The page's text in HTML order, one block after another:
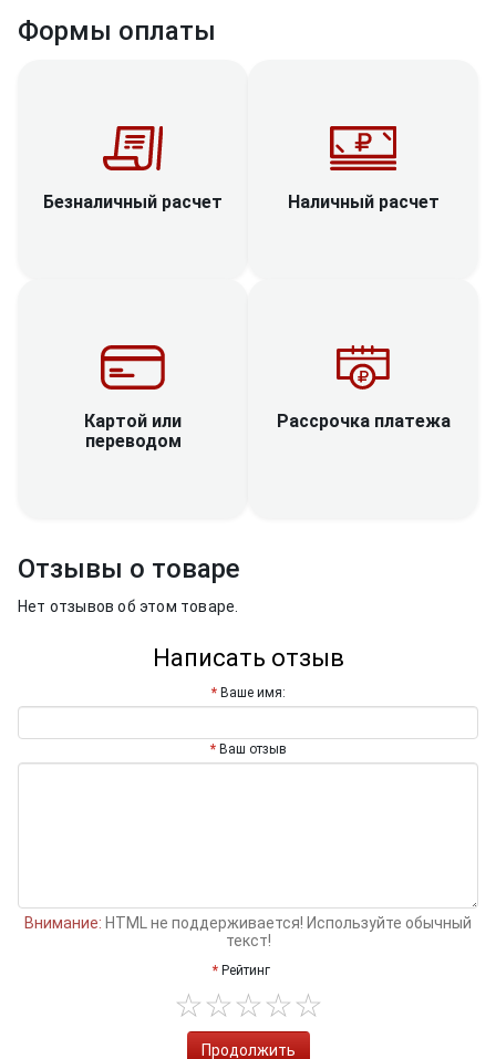
Формы оплаты
Безналичный расчет Наличный расчет
Картой или
переводом
Рассрочка платежа
Отзывы о товаре
Нет отзывов об этом товаре.
Написать отзыв
Ваше имя:
Ваш отзыв
Внимание: HTML не поддерживается! Используйте обычный
текст!
Рейтинг
Продолжить